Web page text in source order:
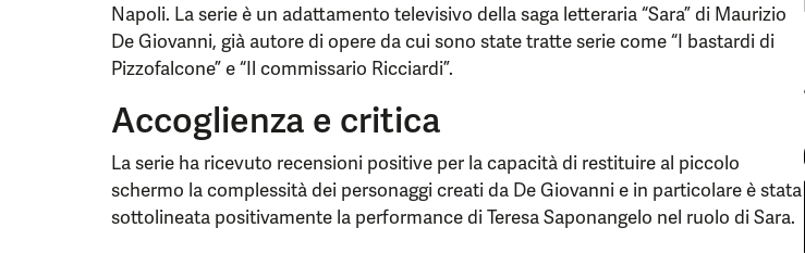
Napoli. La serie è un adattamento televisivo della saga letteraria “Sara” di Maurizio
De Giovanni, già autore di opere da cui sono state tratte serie come “I bastardi di
Pizzofalcone” e “Il commissario Ricciardi”.
Accoglienza e critica
La serie ha ricevuto recensioni positive per la capacità di restituire al piccolo
schermo la complessità dei personaggi creati da De Giovanni e in particolare è stata
sottolineata positivamente la performance di Teresa Saponangelo nel ruolo di Sara.